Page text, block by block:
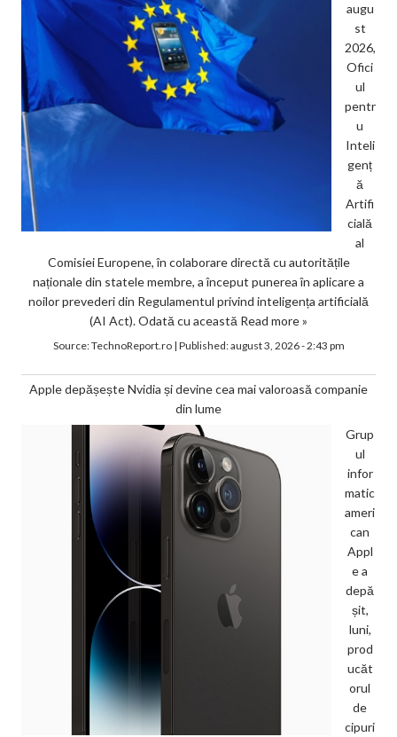
augu
st
2026,
Ofici
ul
pentr
u
Inteli
genț
ă
Artifi
cială
al
Comisiei Europene, în colaborare directă cu autoritățile
naționale din statele membre, a început punerea în aplicare a
noilor prevederi din Regulamentul privind inteligența artificială
(AI Act). Odată cu această Read more »
Source:TechnoReport.ro| Published:august 3, 2026 - 2:43 pm
Apple depășește Nvidia și devine cea mai valoroasă companie
din lume
Grup
ul
infor
matic
ameri
can
Appl
e a
depă
șit,
luni,
prod
ucăt
orul
de
cipuri